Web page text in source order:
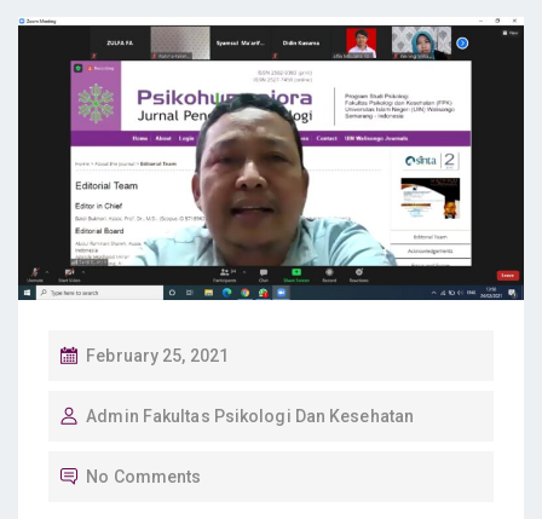
P
S
February 25, 2021
Admin Fakultas Psikologi Dan Kesehatan
No Comments